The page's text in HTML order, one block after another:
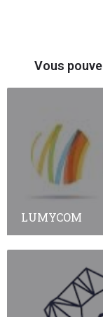
Vous
LUMYCOM